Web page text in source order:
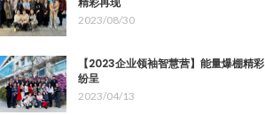
2023/08/30
【2023企业领袖智慧营】能量爆棚精彩
纷呈
2023/04/13